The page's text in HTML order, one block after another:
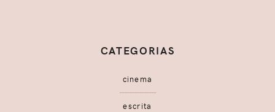
CATEGORIAS
cinema
escrita